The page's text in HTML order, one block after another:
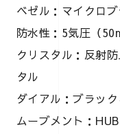
ベゼル：マイクロ
防水性：5気圧（
クリスタル：反射
タル
ダイアル：ブラッ
ムーブメント：